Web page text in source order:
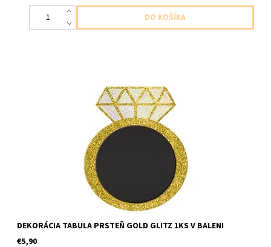
plastova dekoracia možnosť písania vlastného textu 1ks v baleni
DEKORÁCIA TABULA PRSTEŇ GOLD GLITZ 1KS V BALENI
€5,90